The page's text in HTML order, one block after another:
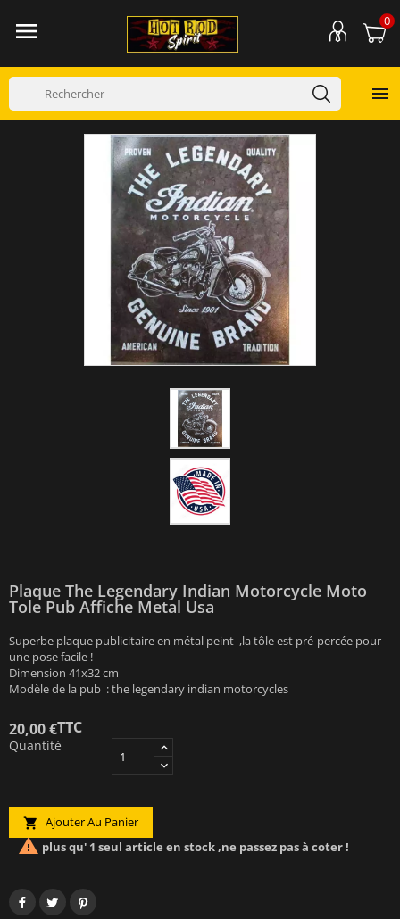
 0

Plaque The Legendary Indian Motorcycle Moto
Tole Pub Affiche Metal Usa
Superbe plaque publicitaire en métal peint ,la tôle est pré-percée pour
une pose facile !
Dimension 41x32 cm
Modèle de la pub : the legendary indian motorcycles
20,00 €TTC
Quantité
 Ajouter Au Panier
 plus qu' 1 seul article en stock ,ne passez pas à coter !